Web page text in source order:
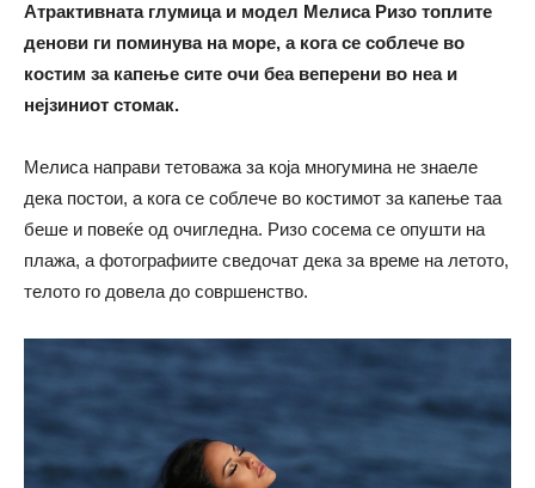
Атрактивната глумица и модел Мелиса Ризо топлите
денови ги поминува на море, а кога се соблече во
костим за капење сите очи беа веперени во неа и
нејзиниот стомак.
Мелиса направи тетоважа за која многумина не знаеле
дека постои, а кога се соблече во костимот за капење таа
беше и повеќе од очигледна. Ризо сосема се опушти на
плажа, а фотографиите сведочат дека за време на летото,
телото го довела до совршенство.